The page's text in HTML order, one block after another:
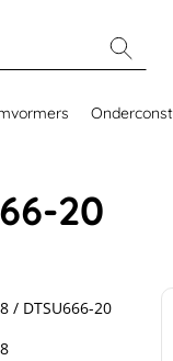
20
/ DTSU666-20